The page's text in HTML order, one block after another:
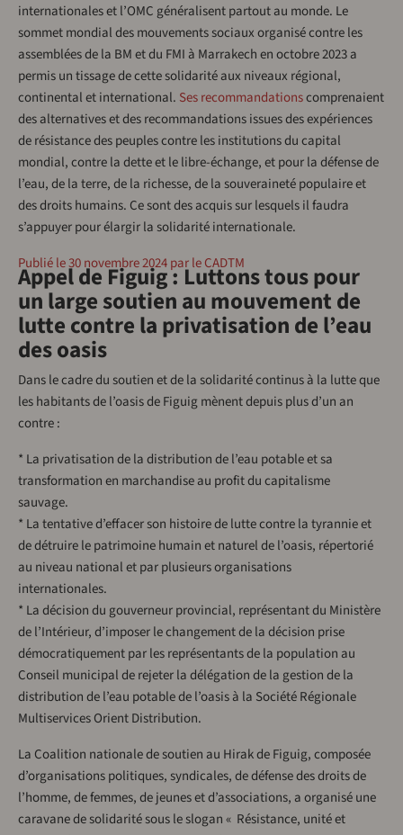
internationales et l’OMC généralisent partout au monde. Le
sommet mondial des mouvements sociaux organisé contre les
assemblées de la BM et du FMI à Marrakech en octobre 2023 a
permis un tissage de cette solidarité aux niveaux régional,
continental et international. Ses recommandationscomprenaient
des alternatives et des recommandations issues des expériences
de résistance des peuples contre les institutions du capital
mondial, contre la dette et le libre-échange, et pour la défense de
l’eau, de la terre, de la richesse, de la souveraineté populaire et
des droits humains. Ce sont des acquis sur lesquels il faudra
s’appuyer pour élargir la solidarité internationale.
Publié le 30 novembre 2024 par le CADTM
Appel de Figuig : Luttons tous pour
un large soutien au mouvement de
lutte contre la privatisation de l’eau
des oasis
Dans le cadre du soutien et de la solidarité continus à la lutte que
les habitants de l’oasis de Figuig mènent depuis plus d’un an
contre :
* La privatisation de la distribution de l’eau potable et sa
transformation en marchandise au profit du capitalisme
sauvage.
* La tentative d’effacer son histoire de lutte contre la tyrannie et
de détruire le patrimoine humain et naturel de l’oasis, répertorié
au niveau national et par plusieurs organisations
internationales.
* La décision du gouverneur provincial, représentant du Ministère
de l’Intérieur, d’imposer le changement de la décision prise
démocratiquement par les représentants de la population au
Conseil municipal de rejeter la délégation de la gestion de la
distribution de l’eau potable de l’oasis à la Société Régionale
Multiservices Orient Distribution.
La Coalition nationale de soutien au Hirak de Figuig, composée
d’organisations politiques, syndicales, de défense des droits de
l’homme, de femmes, de jeunes et d’associations, a organisé une
caravane de solidarité sous le slogan « Résistance, unité et